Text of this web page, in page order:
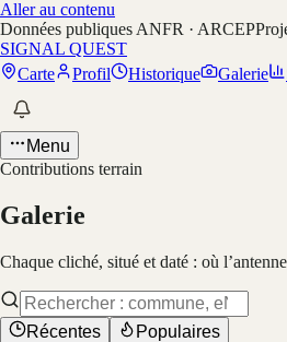
Aller au contenu
Données publiques ANFR · ARCEP
SIGNAL QUEST
Carte
Profil Historique Galerie
Menu
Contributions terrain
Galerie
Chaque cliché, situé et daté : où
Récentes
Populaires